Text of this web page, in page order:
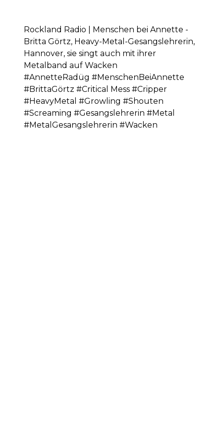
Rockland Radio | Menschen bei Annette -
Britta Görtz, Heavy-Metal-Gesangslehrerin,
Hannover, sie singt auch mit ihrer
Metalband auf Wacken
#AnnetteRadüg #MenschenBeiAnnette
#BrittaGörtz #Critical Mess #Cripper
#HeavyMetal #Growling #Shouten
#Screaming #Gesangslehrerin #Metal
#MetalGesangslehrerin #Wacken